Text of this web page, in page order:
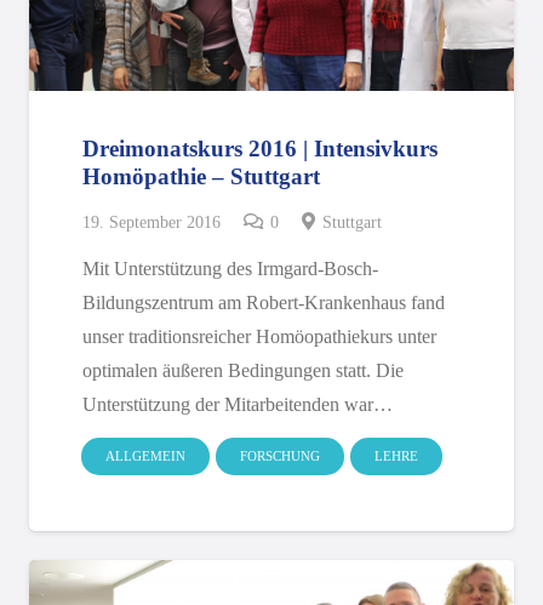
Dreimonatskurs 2016 | Intensivkurs
Homöpathie – Stuttgart
19. September 2016 0 Stuttgart
Mit Unterstützung des Irmgard-Bosch-
Bildungszentrum am Robert-Krankenhaus fand
unser traditionsreicher Homöopathiekurs unter
optimalen äußeren Bedingungen statt. Die
Unterstützung der Mitarbeitenden war…
ALLGEMEIN FORSCHUNG LEHRE